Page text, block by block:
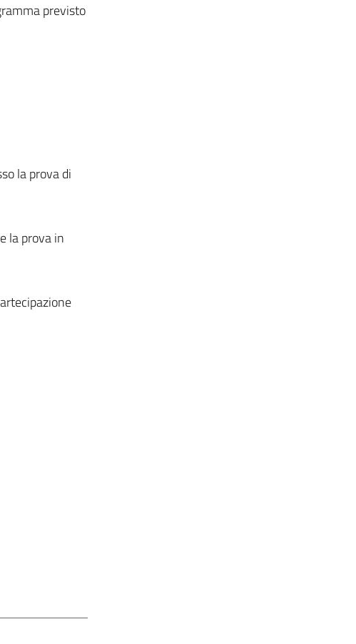
previsto
la prova di
la prova in